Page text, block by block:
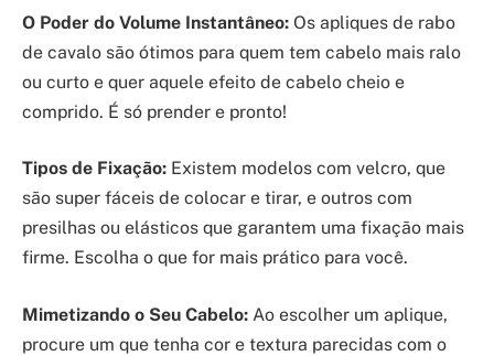
O Poder do Volume Instantâneo: Os apliques de rabo
de cavalo são ótimos para quem tem cabelo mais ralo
ou curto e quer aquele efeito de cabelo cheio e
comprido. É só prender e pronto!
Tipos de Fixação: Existem modelos com velcro, que
são super fáceis de colocar e tirar, e outros com
presilhas ou elásticos que garantem uma fixação mais
firme. Escolha o que for mais prático para você.
Mimetizando o Seu Cabelo: Ao escolher um aplique,
procure um que tenha cor e textura parecidas com o